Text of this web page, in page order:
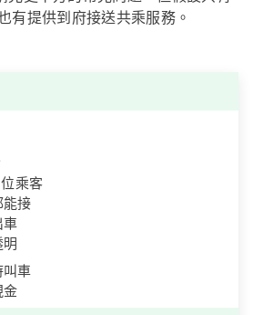
提供到府接送共乘服務。
乘客
能接
車
車
金